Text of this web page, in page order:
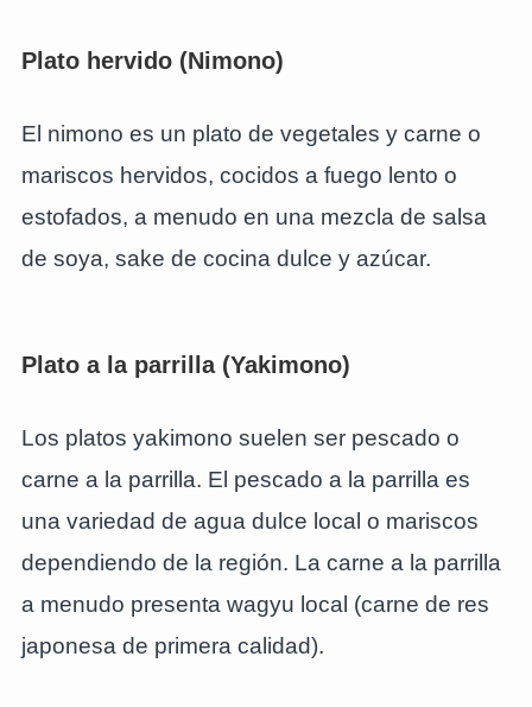
Plato hervido (Nimono)
El nimono es un plato de vegetales y carne o
mariscos hervidos, cocidos a fuego lento o
estofados, a menudo en una mezcla de salsa
de soya, sake de cocina dulce y azúcar.
Plato a la parrilla (Yakimono)
Los platos yakimono suelen ser pescado o
carne a la parrilla. El pescado a la parrilla es
una variedad de agua dulce local o mariscos
dependiendo de la región. La carne a la parrilla
a menudo presenta wagyu local (carne de res
japonesa de primera calidad).